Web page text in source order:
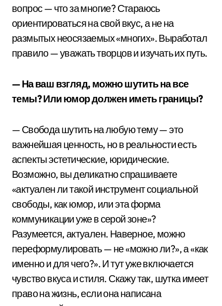
вопрос — что за многие? Стараюсь
ориентироваться на свой вкус, а не на
размытых неосязаемых «многих». Выработал
правило — уважать творцов и изучать их путь.
— На ваш взгляд, можно шутить на все
темы? Или юмор должен иметь границы?
— Свобода шутить на любую тему — это
важнейшая ценность, но в реальности есть
аспекты эстетические, юридические.
Возможно, вы деликатно спрашиваете
«актуален ли такой инструмент социальной
свободы, как юмор, или эта форма
коммуникации уже в серой зоне»?
Разумеется, актуален. Наверное, можно
переформулировать — не «можно ли?», а «как
именно и для чего?». И тут уже включается
чувство вкуса и стиля. Скажу так, шутка имеет
право на жизнь, если она написана